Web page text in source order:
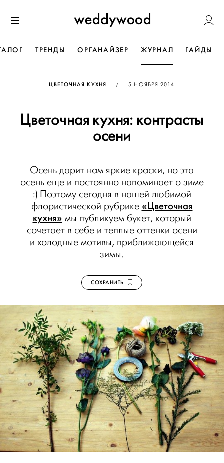
к содержанию
Weddywood
ТРЕНДЫ ОРГАНАЙЗЕР ЖУРНАЛ ГАЙДЫ
ЦВЕТОЧНАЯ КУХНЯ / ОПУБЛИКОВАНО
5 НОЯБРЯ 2014
Цветочная кухня: контрасты
осени
Осень дарит нам яркие краски, но эта
осень еще и постоянно напоминает о зиме
:) Поэтому сегодня в нашей любимой
флористической рубрике «Цветочная
кухня» мы публикуем букет, который
сочетает в себе и теплые оттенки осени
и холодные мотивы, приближающейся
зимы.
СОХРАНИТЬ